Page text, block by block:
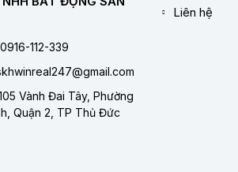
112-339
Vành Đai Tây, Phường
Quận 2, TP Thủ Đức
Liên hệ